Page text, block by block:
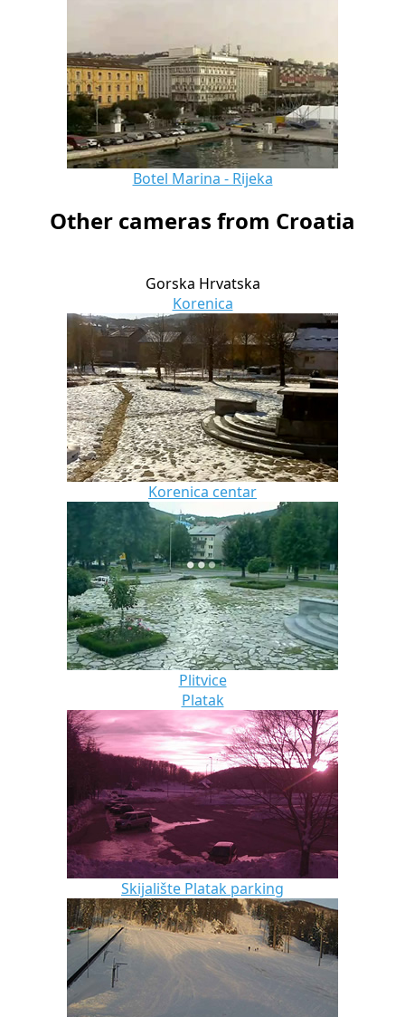
Botel Marina - Rijeka
Other cameras from Croatia
Gorska Hrvatska
Korenica
Korenica centar
Plitvice
Platak
Skijalište Platak parking